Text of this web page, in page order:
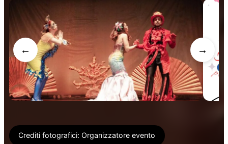
← →
Crediti fotografici: Organizzatore evento